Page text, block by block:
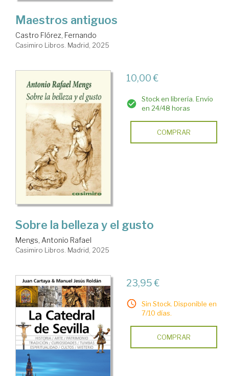
Maestros antiguos
Castro Flórez, Fernando
Casimiro Libros. Madrid, 2025
10,00 €
Stock en librería. Envío
en 24/48 horas
COMPRAR
Sobre la belleza y el gusto
Mengs, Antonio Rafael
Casimiro Libros. Madrid, 2025
23,95 €
Sin Stock. Disponible en
7/10 días.
COMPRAR